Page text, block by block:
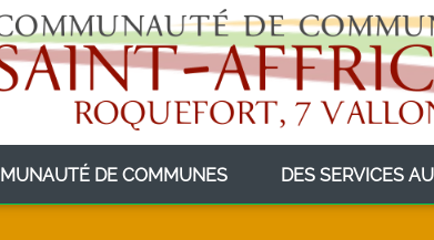
DE COMMUNES(CURRENT)DES SERVICES